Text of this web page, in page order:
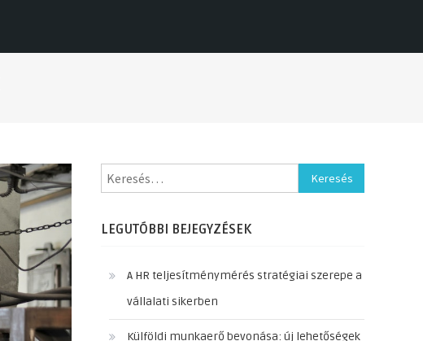
Keresés:
LEGUTÓBBI BEJEGYZÉSEK
A HR teljesítménymérés stratégiai szerepe a
vállalati sikerben
Külföldi munkaerő bevonása: új lehetőségek